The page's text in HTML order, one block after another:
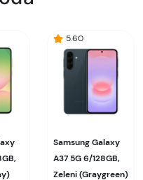
5.60
Samsung Galaxy
A37 5G 6/128GB,
Zeleni (Graygreen)